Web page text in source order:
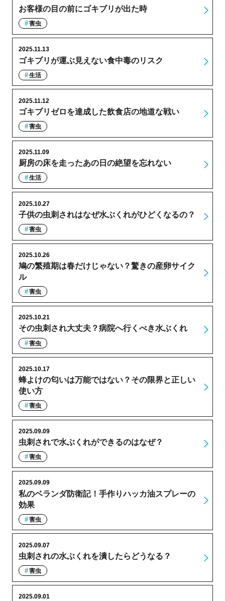
お客様の目の前にゴキブリが出た時
害虫
ゴキブリが運ぶ見えない食中毒のリスク
2025.11.13
生活
ゴキブリゼロを達成した飲食店の地道な戦い
2025.11.12
害虫
厨房の床を走ったあの日の絶望を忘れない
2025.11.09
生活
子供の虫刺されはなぜ水ぶくれがひどくなるの？
2025.10.27
害虫
鳩の繁殖期は春だけじゃない？驚きの産卵サイク
ル
2025.10.26
害虫
その虫刺され大丈夫？病院へ行くべき水ぶくれ
2025.10.21
害虫
蜂よけの匂いは万能ではない？その限界と正しい
使い方
2025.10.17
害虫
虫刺されで水ぶくれができるのはなぜ？
2025.09.09
害虫
私のベランダ防衛記！手作りハッカ油スプレーの
効果
2025.09.09
害虫
虫刺されの水ぶくれを潰したらどうなる？
2025.09.07
害虫
2025.09.01